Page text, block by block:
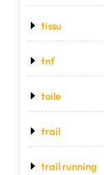
tissu
tnf
toile
trail
trail running